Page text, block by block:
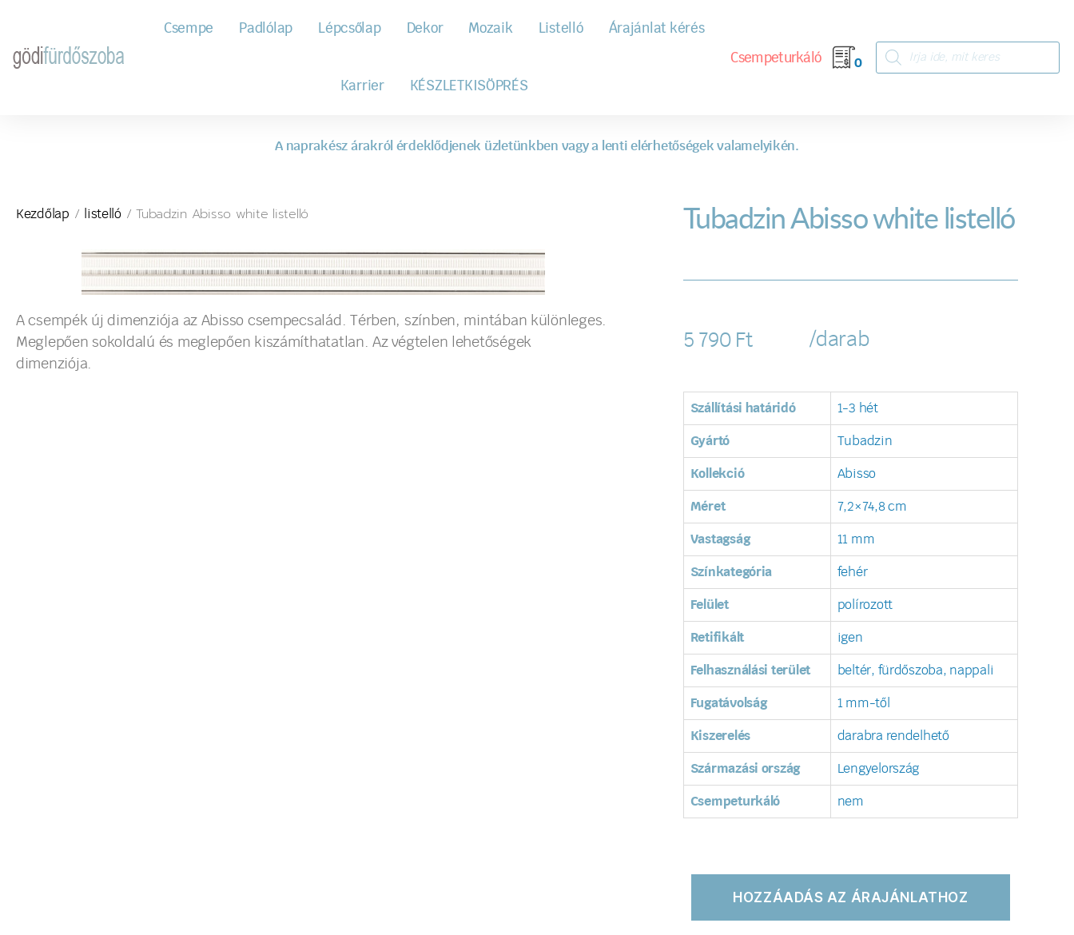
Csempe Padlólap Lépcsőlap Dekor Mozaik Listelló Árajánlat kérés
Karrier KÉSZLETKISÖPRÉS
Csempeturkáló 0
A naprakész árakról érdeklődjenek üzletünkben vagy a lenti elérhetőségek valamelyikén.
Kezdőlap / listelló/ Tubadzin Abisso white listelló
A csempék új dimenziója az Abisso csempecsalád. Térben, színben, mintában különleges.
Meglepően sokoldalú és meglepően kiszámíthatatlan. Az végtelen lehetőségek
dimenziója.
Tubadzin Abisso white listelló
5 790 Ft /darab
Szállítási határidó 1-3 hét
Gyártó Tubadzin
Kollekció Abisso
Méret 7,2×74,8 cm
Vastagság 11 mm
Színkategória fehér
Felület polírozott
Retifikált igen
Felhasználási terület beltér, fürdőszoba, nappali
Fugatávolság 1 mm-től
Kiszerelés darabra rendelhető
Származási ország Lengyelország
Csempeturkáló nem
HOZZÁADÁS AZ ÁRAJÁNLATHOZ